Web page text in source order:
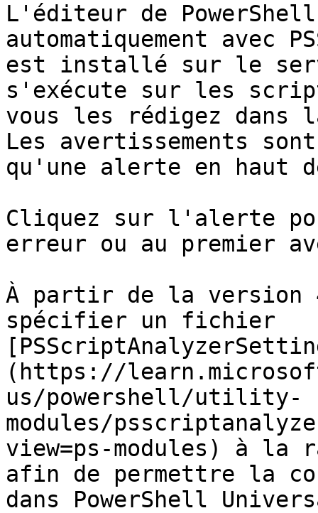
L'éditeur de
automatiquement avec
est installé sur le
s'exécute sur les
vous les rédigez dans
Les avertissements
qu'une alerte en haut
Cliquez sur l'alerte
erreur ou au premier
À partir de la version
spécifier un fichier
(https://
us/powershell/utility-
modules/
view=ps-modules) à
afin de permettre la
dans PowerShell